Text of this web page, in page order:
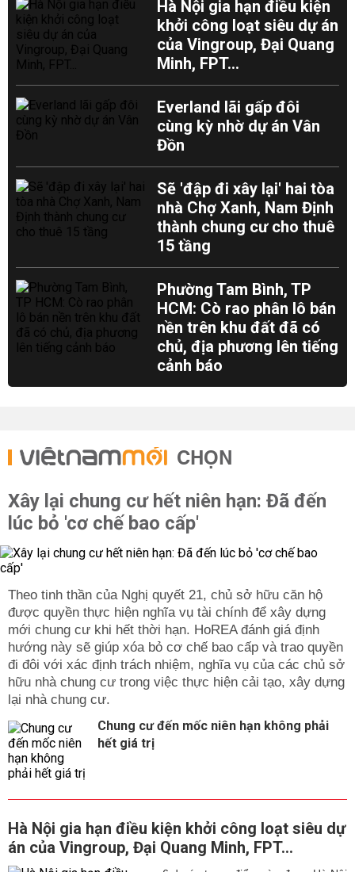
Hà Nội gia hạn điều kiện
khởi công loạt siêu dự án
của Vingroup, Đại Quang
Minh, FPT...
Everland lãi gấp đôi
cùng kỳ nhờ dự án Vân
Đồn
Sẽ 'đập đi xây lại' hai tòa
nhà Chợ Xanh, Nam Định
thành chung cư cho thuê
15 tầng
Phường Tam Bình, TP
HCM: Cò rao phân lô bán
nền trên khu đất đã có
chủ, địa phương lên tiếng
cảnh báo
CHỌN
Xây lại chung cư hết niên hạn: Đã đến
lúc bỏ 'cơ chế bao cấp'
Theo tinh thần của Nghị quyết 21, chủ sở hữu căn hộ
được quyền thực hiện nghĩa vụ tài chính để xây dựng
mới chung cư khi hết thời hạn. HoREA đánh giá định
hướng này sẽ giúp xóa bỏ cơ chế bao cấp và trao quyền
đi đôi với xác định trách nhiệm, nghĩa vụ của các chủ sở
hữu nhà chung cư trong việc thực hiện cải tạo, xây dựng
lại nhà chung cư.
Chung cư đến mốc niên hạn không phải
hết giá trị
Hà Nội gia hạn điều kiện khởi công loạt siêu dự
án của Vingroup, Đại Quang Minh, FPT...